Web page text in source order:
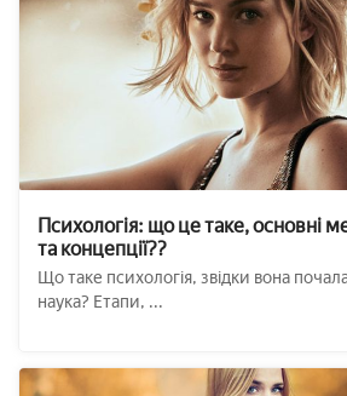
Психологія: що це таке, основні
та концепції??
Що таке психологія, звідки вона
наука? Етапи, ...